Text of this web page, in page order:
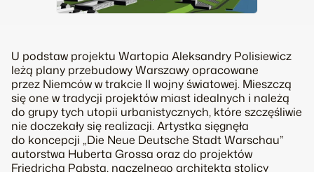
U podstaw projektu Wartopia Aleksandry Polisiewicz
leżą plany przebudowy Warszawy opracowane
przez Niemców w trakcie II wojny światowej. Mieszczą
się one w tradycji projektów miast idealnych i należą
do grupy tych utopii urbanistycznych, które szczęśliwie
nie doczekały się realizacji. Artystka sięgnęła
do koncepcji „Die Neue Deutsche Stadt Warschau”
autorstwa Huberta Grossa oraz do projektów
Friedricha Pabsta, naczelnego architekta stolicy